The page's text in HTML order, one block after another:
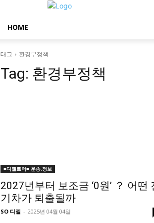
HOME
태그 환경부정책
Tag: 환경부정책
■디젤트럭■ 운송.정보
2027년부터 보조금 ‘0원’ ？ 어떤
기차가 퇴출될까
SO 디젤 - 2025년 04월 04일